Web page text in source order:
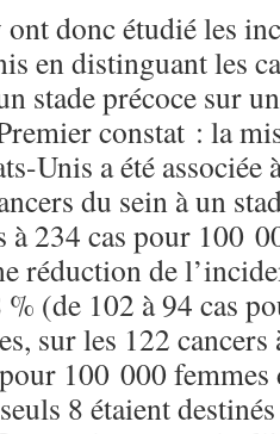
donc étudié les
en distinguant les
stade précoce sur
constat : la
Unis a été associée
du sein à un
à 234 cas pour 100
réduction de
% (de 102 à 94 cas
sur les 122 cancers
100 000 femmes
8 étaient